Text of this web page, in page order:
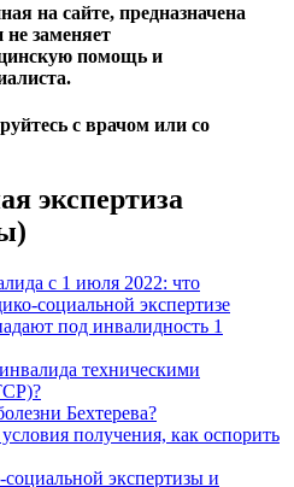
на сайте, предназначена
заменяет
помощь и
с врачом или со
экспертиза
с 1 июля 2022: что
социальной экспертизе
под инвалидность 1
техническими
Бехтерева?
получения, как оспорить
экспертизы и